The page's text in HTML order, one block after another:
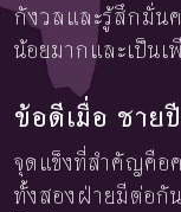
กังวลและรู้สึกมั่น
น้อยมากและเป็นเ
ข้อดีเมื่อ ชา
จุดแข็งที่สำคัญคือ
ทั้งสองฝ่ายมีต่อกั